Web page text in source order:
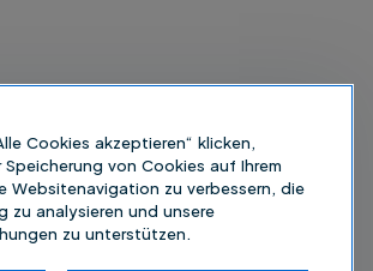
Cookies akzeptieren“ klicken,
Speicherung von Cookies auf Ihrem
Websitenavigation zu verbessern, die
zu analysieren und unsere
zu unterstützen.